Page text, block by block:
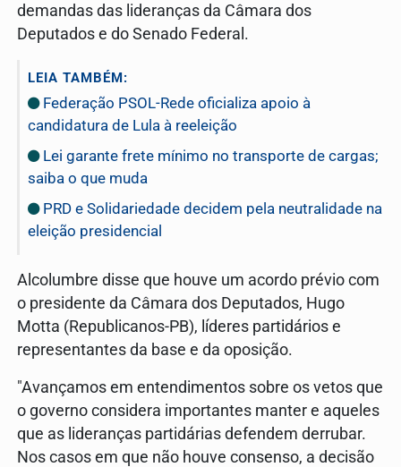
demandas das lideranças da Câmara dos
Deputados e do Senado Federal.
LEIA TAMBÉM:
Federação PSOL-Rede oficializa apoio à
candidatura de Lula à reeleição
Lei garante frete mínimo no transporte de cargas;
saiba o que muda
PRD e Solidariedade decidem pela neutralidade na
eleição presidencial
Alcolumbre disse que houve um acordo prévio com
o presidente da Câmara dos Deputados, Hugo
Motta (Republicanos-PB), líderes partidários e
representantes da base e da oposição.
"Avançamos em entendimentos sobre os vetos que
o governo considera importantes manter e aqueles
que as lideranças partidárias defendem derrubar.
Nos casos em que não houve consenso, a decisão